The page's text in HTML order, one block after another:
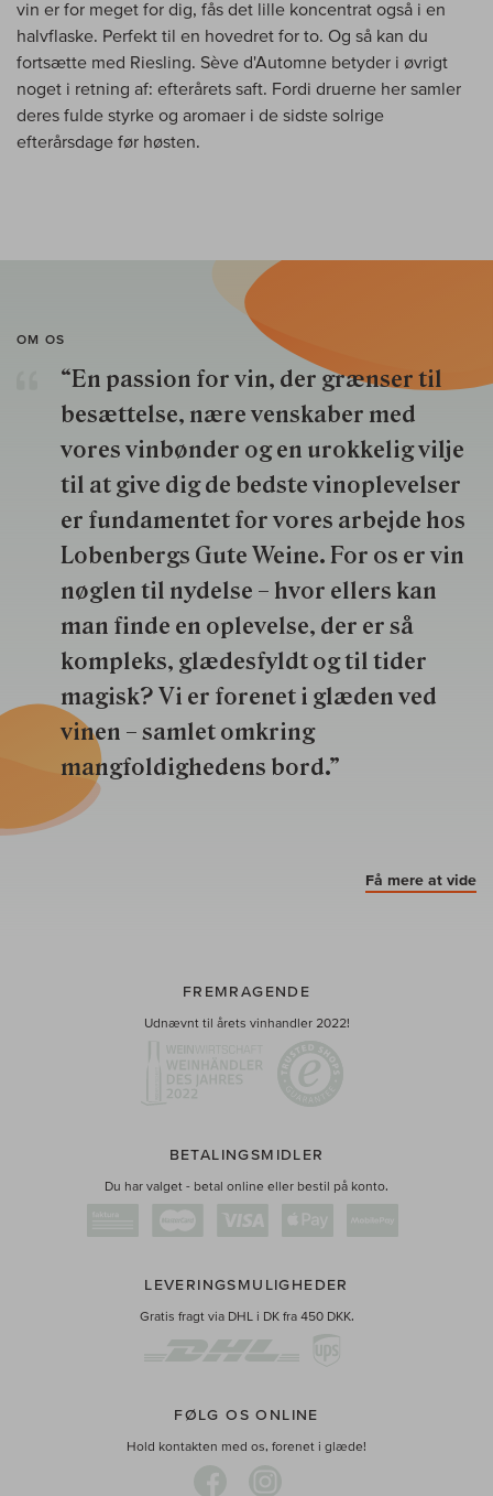
vin er for meget for dig, fås det lille koncentrat også i en
halvflaske. Perfekt til en hovedret for to. Og så kan du
fortsætte med Riesling. Sève d'Automne betyder i øvrigt
noget i retning af: efterårets saft. Fordi druerne her samler
deres fulde styrke og aromaer i de sidste solrige
efterårsdage før høsten.
OM OS
“En passion for vin, der grænser til
besættelse, nære venskaber med
vores vinbønder og en urokkelig vilje
til at give dig de bedste vinoplevelser
er fundamentet for vores arbejde hos
Lobenbergs Gute Weine. For os er vin
nøglen til nydelse – hvor ellers kan
man finde en oplevelse, der er så
kompleks, glædesfyldt og til tider
magisk? Vi er forenet i glæden ved
vinen – samlet omkring
mangfoldighedens bord.”
Få mere at vide
FREMRAGENDE
Udnævnt til årets vinhandler 2022!
BETALINGSMIDLER
Du har valget - betal online eller bestil på konto.
LEVERINGSMULIGHEDER
Gratis fragt via DHL i DK fra 450 DKK.
FØLG OS ONLINE
Hold kontakten med os, forenet i glæde!